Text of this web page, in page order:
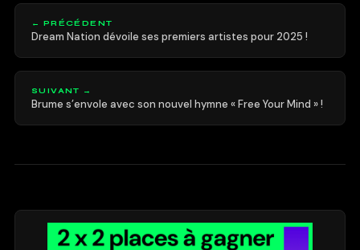
← PRÉCÉDENT
Dream Nation dévoile ses premiers artistes pour 2025 !
SUIVANT →
Brume s’envole avec son nouvel hymne « Free Your Mind » !